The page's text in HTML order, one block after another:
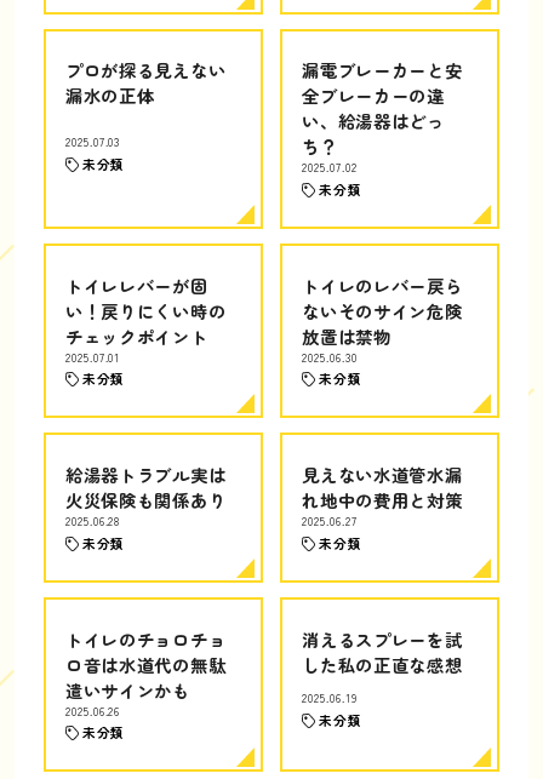
プロが探る見えない
漏水の正体
2025.07.03
未分類
漏電ブレーカーと安
全ブレーカーの違
い、給湯器はどっ
ち？
2025.07.02
未分類
トイレレバーが固
い！戻りにくい時の
チェックポイント
2025.07.01
未分類
トイレのレバー戻ら
ないそのサイン危険
放置は禁物
2025.06.30
未分類
給湯器トラブル実は
火災保険も関係あり
2025.06.28
未分類
見えない水道管水漏
れ地中の費用と対策
2025.06.27
未分類
トイレのチョロチョ
ロ音は水道代の無駄
遣いサインかも
2025.06.26
未分類
消えるスプレーを試
した私の正直な感想
2025.06.19
未分類